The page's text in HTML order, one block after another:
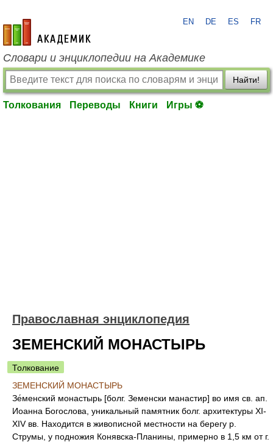
academic.ru
EN DE ES FR
Словари и энциклопедии на Академике
Найти!
Толкования Переводы Книги Игры ⚽
Православная энциклопедия
ЗЕМЕНСКИЙ МОНАСТЫРЬ
Толкование
ЗЕМЕНСКИЙ МОНАСТЫРЬ
Зе́менский монастырь [болг. Земенски манастир] во имя св. ап.
Иоанна Богослова, уникальный памятник болг. архитектуры XI-
XIV вв. Находится в живописной местности на берегу р.
Струмы, у подножия Конявска-Планины, примерно в 1,5 км от г.